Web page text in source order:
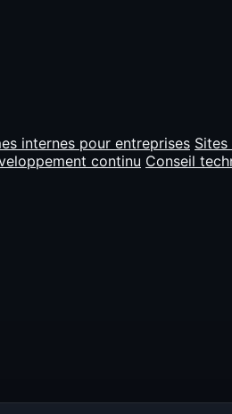
internes pour entreprises
continu Conseil